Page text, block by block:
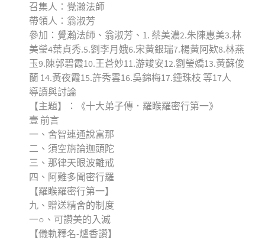
召集人：覺瀚法師
帶領人：翁淑芳
參加：覺瀚法師、翁淑芳、1. 蔡美濃2.朱陳惠美3.林
美瑩4葉貞秀.5.劉李月娥6.宋黃銀瑞7.楊黃阿欵8.林燕
玉9.陳郭碧霞10.王蒼妙11.游竣安12.劉瑩嬌13.黃蘇俊
蘭 14.黃夜霞15.許秀雲16.吳錦梅17.鍾珠枝 等17人
導讀與討論
【主題】：《十大弟子傳．羅睺羅密行第一》
壹 前言
一、舍智連通說富那
二、須空旃論迦頭陀
三、那律天眼波離戒
四、阿難多聞密行羅
【羅睺羅密行第一】
九、贈送精舍的制度
一○、可讚美的入滅
【儀軌釋名-爐香讚】